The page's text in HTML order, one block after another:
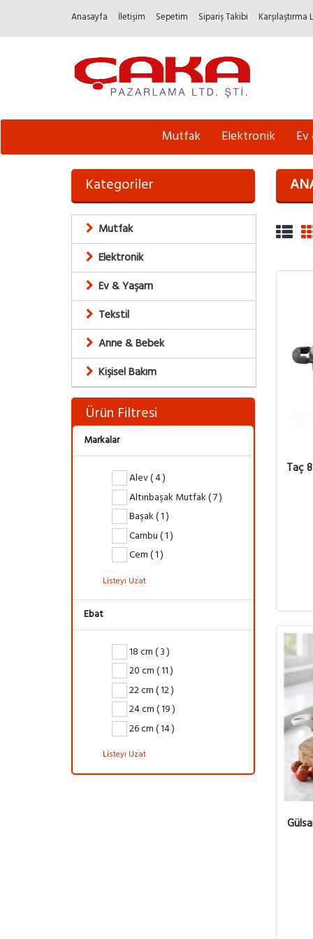
Anasayfa İletişim Sepetim Sipariş Takibi Karşılaştırma
Mutfak Elektronik
Kategoriler
Mutfak
Elektronik
Ev & Yaşam
Tekstil
Anne & Bebek
Kişisel Bakım
Ürün Filtresi
Markalar
Alev ( 4 )
Altınbaşak Mutfak ( 7 )
Başak ( 1 )
Cambu ( 1 )
Cem ( 1 )
Listeyi Uzat
Ebat
18 cm ( 3 )
20 cm ( 11 )
22 cm ( 12 )
24 cm ( 19 )
26 cm ( 14 )
Listeyi Uzat
Taç